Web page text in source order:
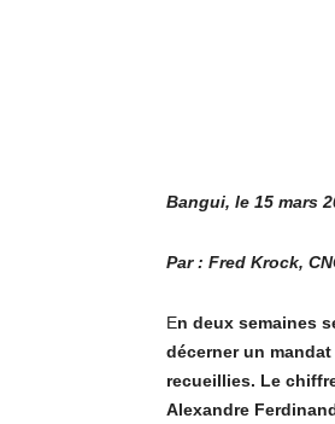
Bangui, le 15 mars
Par : Fred Krock,
En deux semaines
décerner un
recueillies. Le
Alexandre